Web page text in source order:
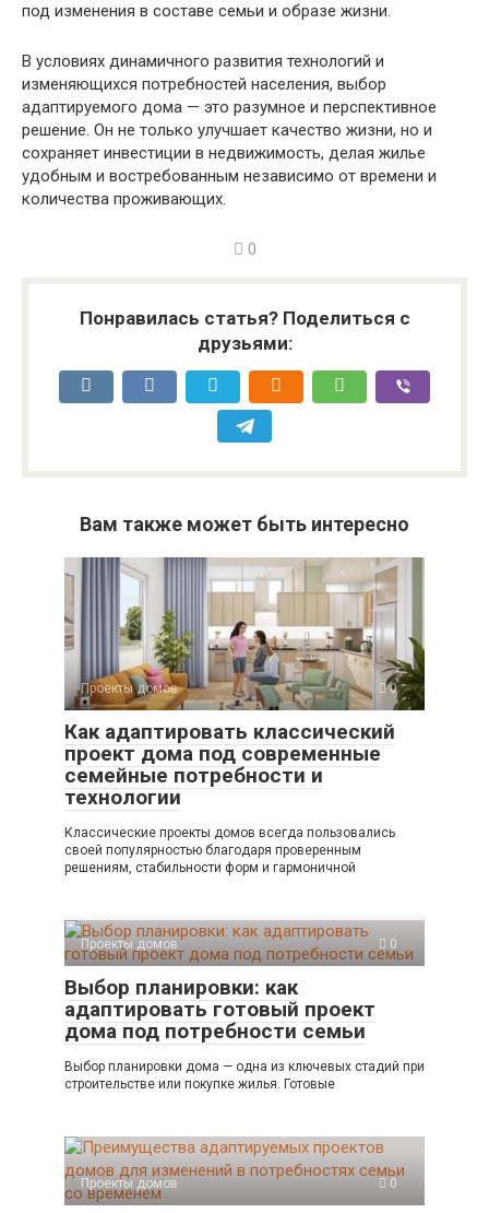
под изменения в составе семьи и образе жизни.
В условиях динамичного развития технологий и
изменяющихся потребностей населения, выбор
адаптируемого дома — это разумное и перспективное
решение. Он не только улучшает качество жизни, но и
сохраняет инвестиции в недвижимость, делая жилье
удобным и востребованным независимо от времени и
количества проживающих.
0
Понравилась статья? Поделиться с
друзьями:
Вам также может быть интересно
Проекты домов 0
Как адаптировать классический
проект дома под современные
семейные потребности и
технологии
Классические проекты домов всегда пользовались
своей популярностью благодаря проверенным
решениям, стабильности форм и гармоничной
Проекты домов 0
Выбор планировки: как
адаптировать готовый проект
дома под потребности семьи
Выбор планировки дома — одна из ключевых стадий при
строительстве или покупке жилья. Готовые
Проекты домов 0